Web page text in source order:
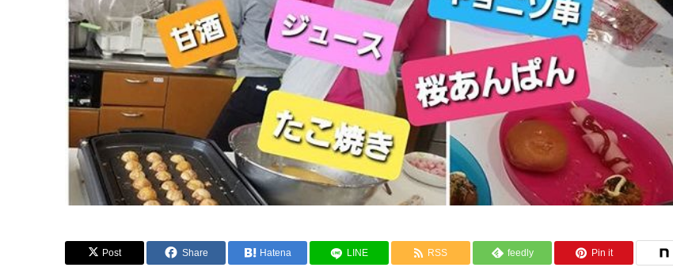
Post Share Hatena LINE RSS feedly Pin it